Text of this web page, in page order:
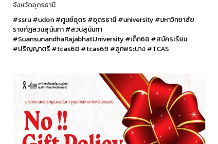
จังหวัดอุดรธานี
#ssru#udon#ศูนย์อุดร #อุดรธานี#university#มหาวิทยาลัย
ราชภัฏสวนสุนันทา#สวนสุนันทา
#SuansunandhaRajabhatUniversity#เด็ก68 #สมัครเรียน
#ปริญญาตรี#tcas68 #tcas69 #ลูกพระนาง#TCAS